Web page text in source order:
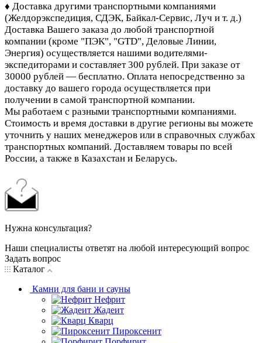
♦ Доставка другими транспортными компаниями
(Желдорэкспедиция, СДЭК, Байкал-Сервис, Луч и т. д.)
Доставка Вашего заказа до любой транспортной
компании (кроме "ПЭК", "GTD", Деловые Линии,
Энергия) осуществляется нашими водителями-
экспедиторами и составляет 300 рублей. При заказе от
30000 рублей — бесплатно. Оплата непосредственно за
доставку до вашего города осуществляется при
получении в самой транспортной компании.
Мы работаем с разными транспортными компаниями.
Стоимость и время доставки в другие регионы вы можете
уточнить у наших менеджеров или в справочных службах
транспортных компаний. Доставляем товары по всей
России, а также в Казахстан и Беларусь.
Нужна консультация?
Наши специалисты ответят на любой интересующий вопрос
Задать вопрос
Каталог
Камни для бани и сауны
Нефрит
Жадеит
Кварц
Пироксенит